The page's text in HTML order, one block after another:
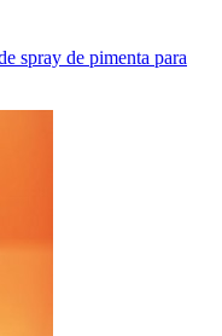
spray de pimenta para